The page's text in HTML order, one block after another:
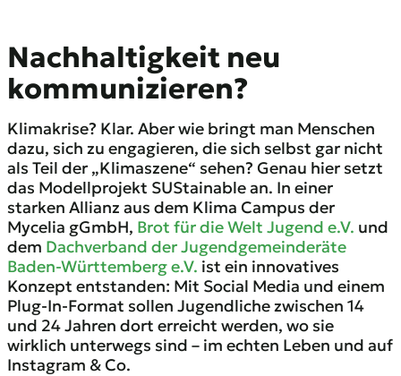
Nachhaltigkeit neu
kommunizieren?
Klimakrise? Klar. Aber wie bringt man Menschen
dazu, sich zu engagieren, die sich selbst gar nicht
als Teil der „Klimaszene“ sehen? Genau hier setzt
das Modellprojekt SUStainable an. In einer
starken Allianz aus dem Klima Campus der
Mycelia gGmbH, Brot für die Welt Jugend e.V. und
dem Dachverband der Jugendgemeinderäte
Baden-Württemberg e.V. ist ein innovatives
Konzept entstanden: Mit Social Media und einem
Plug-In-Format sollen Jugendliche zwischen 14
und 24 Jahren dort erreicht werden, wo sie
wirklich unterwegs sind – im echten Leben und auf
Instagram & Co.